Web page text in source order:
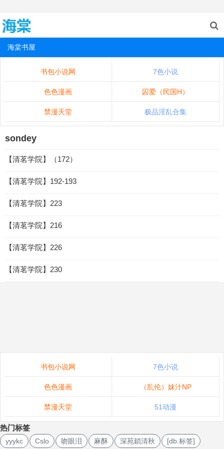
海棠书屋
书包小说网 7色小说
色色漫画 囚爱（民国H）
禁漫天堂 极品淫乱合集
sondey
【清茗学院】（172）
【清茗学院】192-193
【清茗学院】223
【清茗学院】216
【清茗学院】226
【清茗学院】230
书包小说网 7色小说
色色漫画 （乱伦）妹汁NP
禁漫天堂 51动漫
热门标签
yyykc Cslo 吻眼泪 麻酥 深苑鎖清秋 [db:标签]